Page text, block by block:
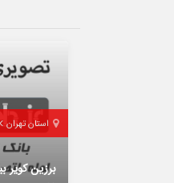
استان تهران
برزین کویر